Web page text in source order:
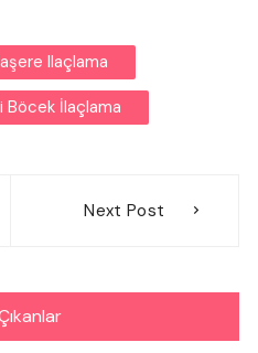
Ilaçlama
Böcek İlaçlama
Next Post